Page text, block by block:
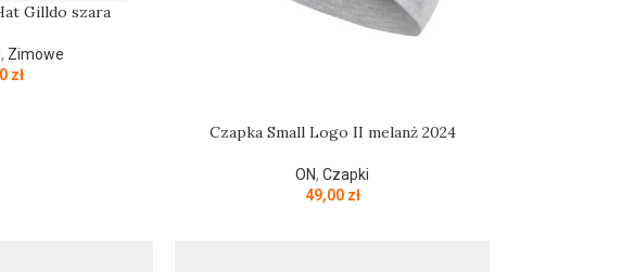
Gilldo szara
, Zimowe
zł
Czapka Small Logo II melanż 2024
ON,Czapki
49,00 zł